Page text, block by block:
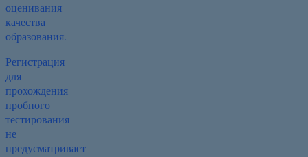
оценивания
качества
образования.
Регистрация
для
прохождения
пробного
тестирования
не
предусматривает